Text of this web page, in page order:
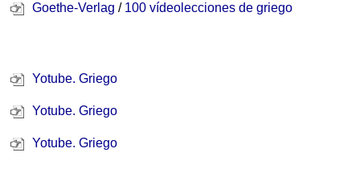
Goethe-Verlag / 100 vídeolecciones de griego
Yotube. Griego
Yotube. Griego
Yotube. Griego